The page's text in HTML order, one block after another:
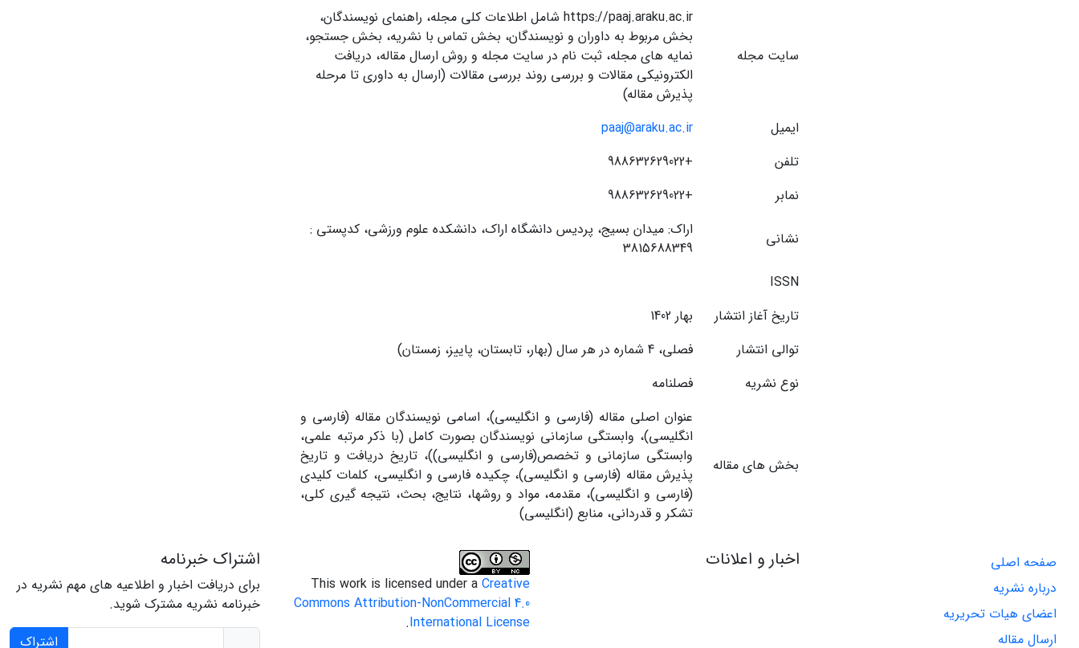
سایت مجله
https://paaj.araku.ac.ir شامل اطلاعات کلی مجله، راهنمای نویسندگان،
بخش مربوط به داوران و نویسندگان، بخش تماس با نشریه، بخش جستجو،
نمایه های مجله، ثبت نام در سایت مجله و روش ارسال مقاله، دریافت
الکترونیکی مقالات و بررسی روند بررسی مقالات (ارسال به داوری تا مرحله
پذیرش مقاله)
ایمیل
paaj@araku.ac.ir
تلفن
+988632629022
نمابر
+988632629022
نشانی
اراک: میدان بسیج، پردیس دانشگاه اراک، دانشکده علوم ورزشی، کدپستی :
3815688349
ISSN
تاریخ آغاز انتشار
بهار 1402
توالی انتشار
فصلی، 4 شماره در هر سال (بهار، تابستان، پاییز، زمستان)
نوع نشریه
فصلنامه
بخش های مقاله
عنوان اصلی مقاله (فارسی و انگلیسی)، اسامی نویسندگان مقاله (فارسی و
انگلیسی)، وابستگی سازمانی نویسندگان بصورت کامل (با ذکر مرتبه علمی،
وابستگی سازمانی و تخصص(فارسی و انگلیسی))، تاریخ دریافت و تاریخ
پذیرش مقاله (فارسی و انگلیسی)، چکیده فارسی و انگلیسی، کلمات کلیدی
(فارسی و انگلیسی)، مقدمه، مواد و روش‫ها، نتایج، بحث، نتیجه گیری کلی،
تشکر و قدردانی، منابع (انگلیسی)
صفحه اصلی
درباره نشریه
اعضای هیات تحریریه
ارسال مقاله
اخبار و اعلانات
This work is licensed under a Creative
Commons Attribution-NonCommercial 4.0
International License
.
اشتراک خبرنامه
برای دریافت اخبار و اطلاعیه های مهم نشریه در
خبرنامه نشریه مشترک شوید.
اشتراک